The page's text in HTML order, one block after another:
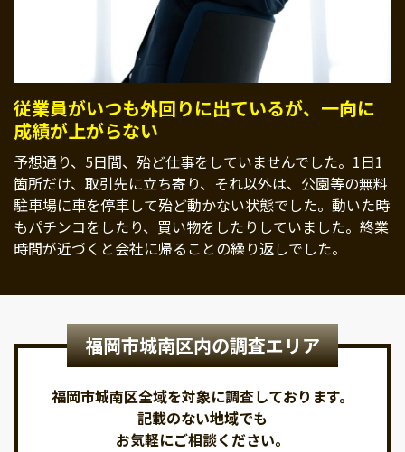
従業員がいつも外回りに出ているが、一向に
成績が上がらない
予想通り、5日間、殆ど仕事をしていませんでした。1日1
箇所だけ、取引先に立ち寄り、それ以外は、公園等の無料
駐車場に車を停車して殆ど動かない状態でした。動いた時
もパチンコをしたり、買い物をしたりしていました。終業
時間が近づくと会社に帰ることの繰り返しでした。
福岡市城南区内の調査エリア
福岡市城南区全域を対象に調査しております。
記載のない地域でも
お気軽にご相談ください。